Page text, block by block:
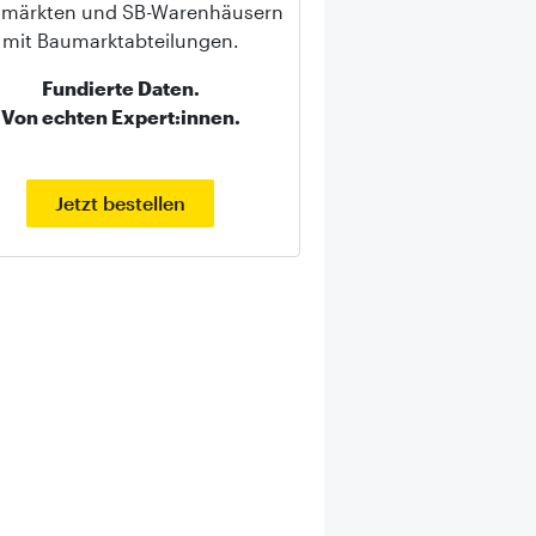
und SB-Warenhäusern
mit Baumarktabteilungen.
Fundierte Daten.
Von echten Expert:innen.
Jetzt bestellen